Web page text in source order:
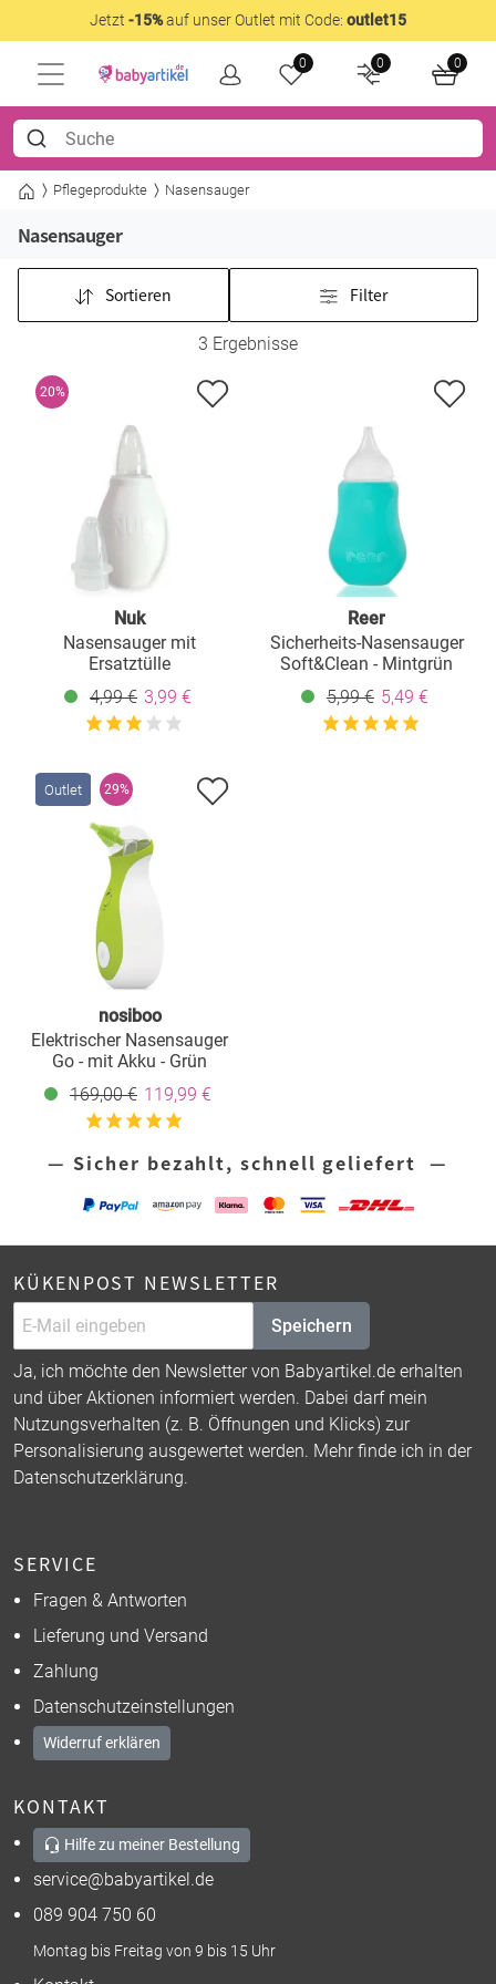
Jetzt -15%auf unser Outlet mit Code: outlet15
0 0 0
Pflegeprodukte Nasensauger
Nasensauger
Sortieren Filter
3 Ergebnisse
20%
Nuk
Nasensauger mit
Ersatztülle
4,99 € 3,99 €
Reer
Sicherheits-Nasensauger
Soft&Clean - Mintgrün
5,99 € 5,49 €
Outlet 29%
nosiboo
Elektrischer Nasensauger
Go - mit Akku - Grün
169,00 € 119,99 €
— Sicher bezahlt, schnell geliefert —
KÜKENPOST NEWSLETTER
Speichern
Ja, ich möchte den Newsletter von Babyartikel.de erhalten
und über Aktionen informiert werden. Dabei darf mein
Nutzungsverhalten (z. B. Öffnungen und Klicks) zur
Personalisierung ausgewertet werden. Mehr finde ich in der
Datenschutzerklärung.
SERVICE
Fragen & Antworten
Lieferung und Versand
Zahlung
Datenschutzeinstellungen
Widerruf erklären
KONTAKT
Hilfe zu meiner Bestellung
service@babyartikel.de
089 904 750 60
Montag bis Freitag von 9 bis 15 Uhr